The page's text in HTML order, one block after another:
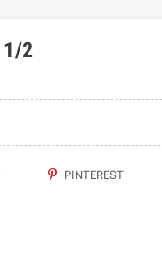
1/2
PINTEREST